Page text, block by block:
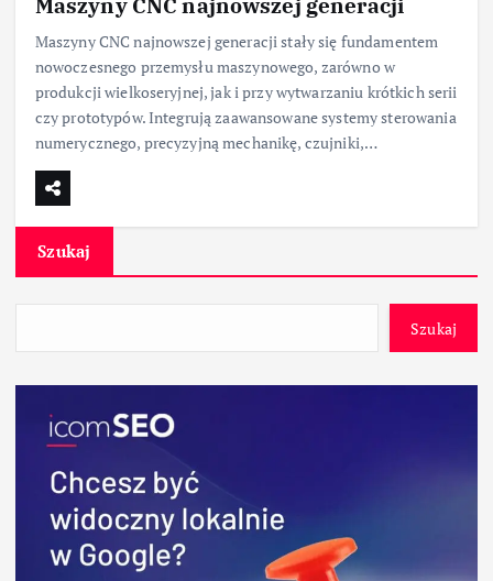
Maszyny CNC najnowszej generacji stały się fundamentem
nowoczesnego przemysłu maszynowego, zarówno w
produkcji wielkoseryjnej, jak i przy wytwarzaniu krótkich serii
czy prototypów. Integrują zaawansowane systemy sterowania
numerycznego, precyzyjną mechanikę, czujniki,…
Szukaj
Szukaj